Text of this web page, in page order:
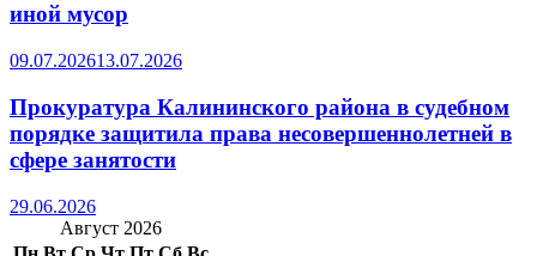
иной мусор
09.07.202613.07.2026
Прокуратура Калининского района в судебном
порядке защитила права несовершеннолетней в
сфере занятости
29.06.2026
Август 2026